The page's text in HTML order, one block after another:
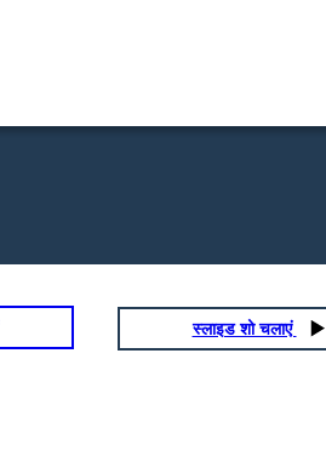
स्लाइड शो चलाएं